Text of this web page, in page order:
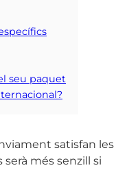
seu paquet
satisfan les
més senzill si